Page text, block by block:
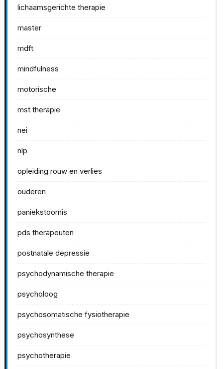
lichaamsgerichte therapie
master
mdft
mindfulness
motorische
mst therapie
nei
nlp
opleiding rouw en verlies
ouderen
paniekstoornis
pds therapeuten
postnatale depressie
psychodynamische therapie
psycholoog
psychosomatische fysiotherapie
psychosynthese
psychotherapie